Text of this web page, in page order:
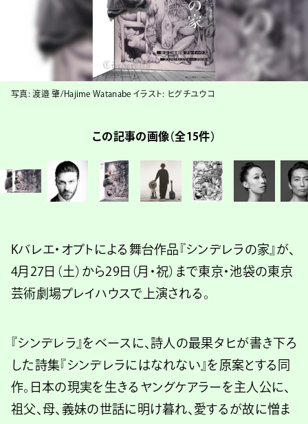
写真: 渡邉 肇/Hajime Watanabe イラスト: ヒグチユウコ
この記事の画像（全15件）
Kバレエ・オプトによる舞台作品『シンデレラの家』が、
4月27日（土）から29日（月・祝）まで東京・池袋の東京
芸術劇場プレイハウスで上演される。
『シンデレラ』をベースに、詩人の最果タヒが書き下ろ
した詩集『シンデレラにはなれない』を原案とする同
作。日本の現実を生きるヤングケアラーを主人公に、
祖父、母、義妹の世話に明け暮れ、愛するが故に憎ま